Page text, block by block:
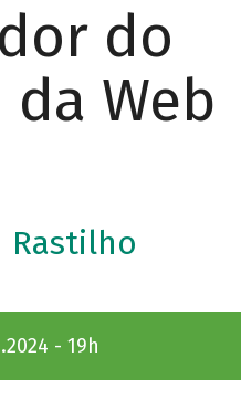
do
Web
Rastilho
- 19h